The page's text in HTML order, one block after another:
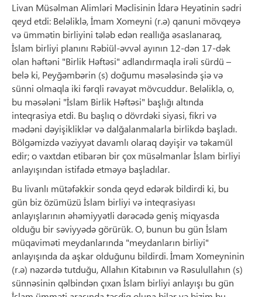
Livan Müsəlman Alimləri Məclisinin İdarə Heyətinin sədri
qeyd etdi: Beləliklə, İmam Xomeyni (r.ə) qanuni mövqeyə
və ümmətin birliyini tələb edən reallığa əsaslanaraq,
İslam birliyi planını Rəbiül-əvvəl ayının 12-dən 17-dək
olan həftəni "Birlik Həftəsi" adlandırmaqla irəli sürdü –
belə ki, Peyğəmbərin (s) doğumu məsələsində şiə və
sünni olmaqla iki fərqli rəvayət mövcuddur. Beləliklə, o,
bu məsələni "İslam Birlik Həftəsi" başlığı altında
inteqrasiya etdi. Bu başlıq o dövrdəki siyasi, fikri və
mədəni dəyişikliklər və dalğalanmalarla birlikdə başladı.
Bölgəmizdə vəziyyət davamlı olaraq dəyişir və təkamül
edir; o vaxtdan etibarən bir çox müsəlmanlar İslam birliyi
anlayışından istifadə etməyə başladılar.
Bu livanlı mütəfəkkir sonda qeyd edərək bildirdi ki, bu
gün biz özümüzü İslam birliyi və inteqrasiyası
anlayışlarının əhəmiyyətli dərəcədə geniş miqyasda
olduğu bir səviyyədə görürük. O, bunun bu gün İslam
müqaviməti meydanlarında "meydanların birliyi"
anlayışında da aşkar olduğunu bildirdi. İmam Xomeyninin
(r.ə) nəzərdə tutduğu, Allahın Kitabının və Rəsulullahın (s)
sünnəsinin qəlbindən çıxan İslam birliyi anlayışı bu gün